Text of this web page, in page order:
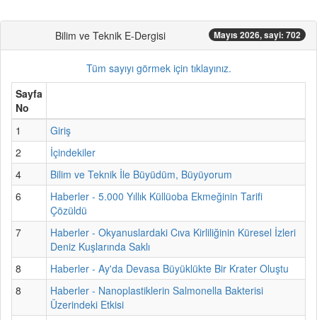
Bilim ve Teknik E-Dergisi Mayıs 2026, sayi: 702
Tüm sayıyı görmek için tıklayınız.
Sayfa
No
1
Giriş
2
İçindekiler
4
Bilim ve Teknik İle Büyüdüm, Büyüyorum
6
Haberler - 5.000 Yıllık Küllüoba Ekmeğinin Tarifi
Çözüldü
7
Haberler - Okyanuslardaki Cıva Kirliliğinin Küresel İzleri
Deniz Kuşlarında Saklı
8
Haberler - Ay'da Devasa Büyüklükte Bir Krater Oluştu
8
Haberler - Nanoplastiklerin Salmonella Bakterisi
Üzerindeki Etkisi